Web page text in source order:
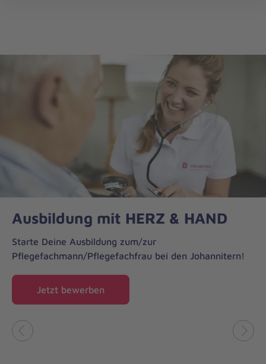
Ausbildung mit HERZ & HAND
Starte Deine Ausbildung zum/zur
Pflegefachmann/Pflegefachfrau bei den Johannitern!
Jetzt bewerben
Vorheriges